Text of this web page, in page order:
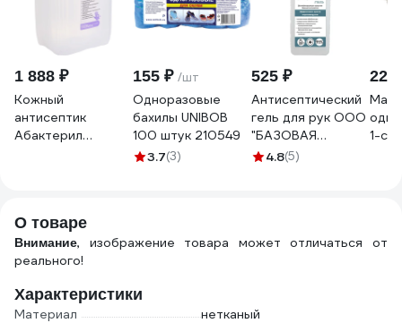
1 888 ₽
Кожный
антисептик
Абактерил
155 ₽ /шт
Одноразовые
бахилы UNIBOB
100 штук 210549
3.7(3)
525 ₽
Антисептический
гель для рук ООО
"БАЗОВАЯ
ДЕЗИНФЕКЦИЯ"
4.8(5)
1-
О товаре
Внимание, изображение товара может отличаться от
реального!
Характеристики
Материал
нетканый